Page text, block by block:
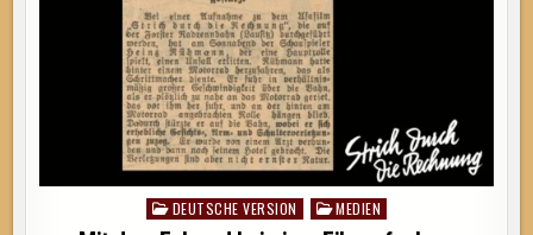
Posted
DEUTSCHE VERSION MEDIEN